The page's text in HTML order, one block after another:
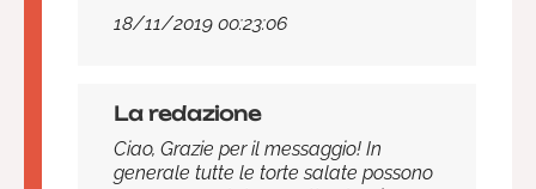
18/11/2019 00:23:06
La redazione
Ciao, Grazie per il messaggio! In
generale tutte le torte salate possono